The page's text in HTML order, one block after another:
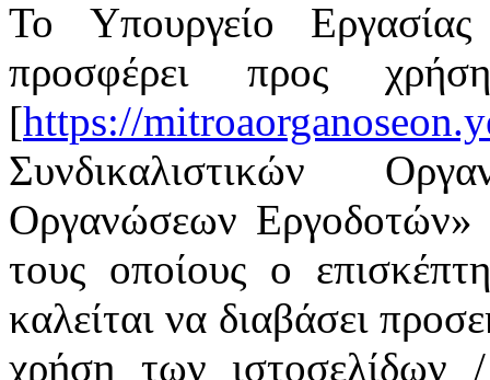
Το Υπουργείο
προσφέρει προς
[https://
Συνδικαλιστικών
Οργανώσεων Εργοδοτών»
τους οποίους ο
καλείται να διαβάσει
χρήση των ιστοσελίδων